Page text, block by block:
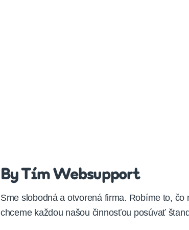
By Tím Websupport
Sme slobodná a otvorená firma. Robíme to, čo
chceme každou našou činnosťou posúvať